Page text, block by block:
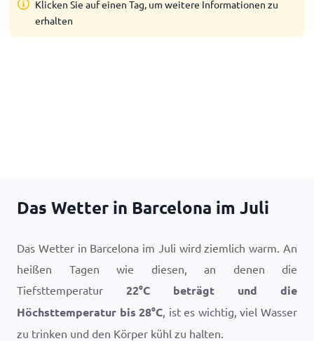
Klicken Sie auf einen Tag, um weitere Informationen zu
erhalten
Das Wetter in Barcelona im Juli
Das Wetter in Barcelona im Juli wird ziemlich warm. An
heißen Tagen wie diesen, an denen die
Tiefsttemperatur 22°C beträgt und die
Höchsttemperatur bis28°C, ist es wichtig, viel Wasser
zu trinken und den Körper kühl zu halten.